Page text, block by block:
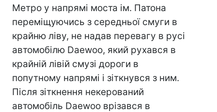
Метро у напрямі моста ім. Патона
переміщуючись з середньої смуги в
крайню ліву, не надав перевагу в русі
автомобілю Daewoo, який рухався в
крайній лівій смузі дороги в
попутному напрямі і зіткнувся з ним.
Після зіткнення некерований
автомобіль Daewoo врізався в